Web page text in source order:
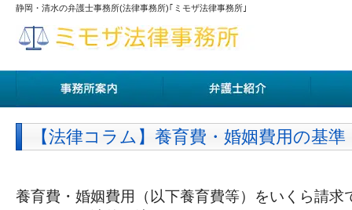
静岡・清水の弁護士事務所(法律事務所)｢ミモザ法律事務所｣
【法律コラム】養育費・婚姻費用の基準
養育費・婚姻費用（以下養育費等）をいくら請求